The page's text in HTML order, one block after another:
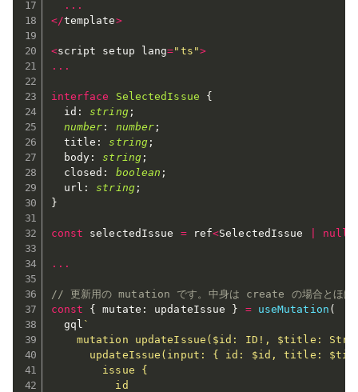
...
</template>
<script setup lang="ts">
...
interface SelectedIssue
{
  id
: string;
number : number ;
  title
: string ;
  body
: string;
  closed
: boolean ;
  url
: string;
}
const selectedIssue = ref<SelectedIssue null
...
// 更新用の mutation です。中身は create の場合とほぼ変
const
{ mutate : updateIssue } = useMutation (
  gql
`
mutation updateIssue($id: ID!, $title:
updateIssue(input: { id: $id, title:
        issue {
          id